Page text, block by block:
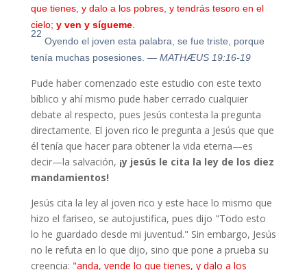
que tienes, y dalo a los pobres, y tendrás tesoro en el
cielo; y ven y sígueme.
22
Oyendo el joven esta palabra, se fue triste, porque
tenía muchas posesiones. — MATHÆUS 19:16-19
Pude haber comenzado este estudio con este texto
bíblico y ahí mismo pude haber cerrado cualquier
debate al respecto, pues Jesús contesta la pregunta
directamente. El joven rico le pregunta a Jesús que que
él tenía que hacer para obtener la vida eterna—es
decir—la salvación, ¡y jesús le cita la ley de los diez
mandamientos!
Jesús cita la ley al joven rico y este hace lo mismo que
hizo el fariseo, se autojustifica, pues dijo "Todo esto
lo he guardado desde mi juventud." Sin embargo, Jesús
no le refuta en lo que dijo, sino que pone a prueba su
creencia: "anda, vende lo que tienes, y dalo a los